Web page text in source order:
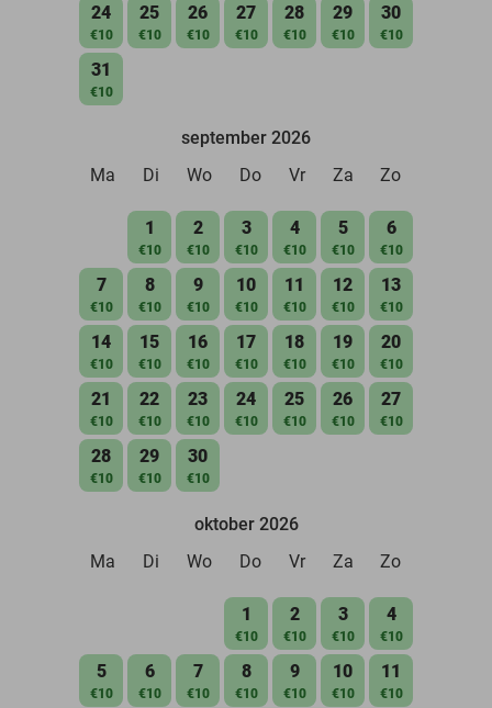
24
€10
25
€10
26
€10
27
€10
28
€10
29
€10
30
€10
31
€10
september 2026
Ma
Di Wo Do Vr Za Zo
1
€10
2
€10
3
€10
4
€10
5
€10
6
€10
7
€10
8
€10
9
€10
10
€10
11
€10
12
€10
13
€10
14
€10
15
€10
16
€10
17
€10
18
€10
19
€10
20
€10
21
€10
22
€10
23
€10
24
€10
25
€10
26
€10
27
€10
28
€10
29
€10
30
€10
oktober 2026
Ma
Di Wo Do Vr Za Zo
1
€10
2
€10
3
€10
4
€10
5
€10
6
€10
7
€10
8
€10
9
€10
10
€10
11
€10